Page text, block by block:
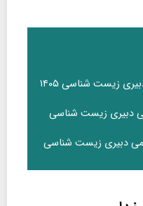
زیست شناسی ۱۴۰۵
دبیری زیست شناسی
دبیری زیست شناسی